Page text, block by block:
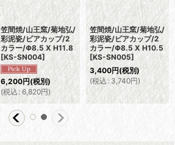
笠間焼/山王窯/菊地弘/
彩泥瓷/ビアカップ/2
カラー/Φ8.5 X H11.8
[KS-SN004]
6,200円(税別)
(税込: 6,820円)
笠間焼/山王窯/菊地弘/
彩泥瓷/ビアカップ/2
カラー/Φ8.5 X H10.5
[KS-SN005]
3,400円(税別)
(税込: 3,740円)